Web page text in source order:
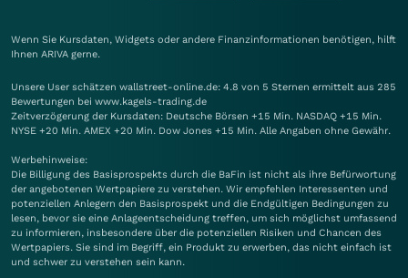
Wenn Sie Kursdaten, Widgets oder andere Finanzinformationen benötigen, hilft
Ihnen ARIVA gerne.
Unsere User schätzen wallstreet-online.de: 4.8 von 5 Sternen ermittelt aus 285
Bewertungen bei www.kagels-trading.de
Zeitverzögerung der Kursdaten: Deutsche Börsen +15 Min. NASDAQ +15 Min.
NYSE +20 Min. AMEX +20 Min. Dow Jones +15 Min. Alle Angaben ohne Gewähr.
Werbehinweise:
Die Billigung des Basisprospekts durch die BaFin ist nicht als ihre Befürwortung
der angebotenen Wertpapiere zu verstehen. Wir empfehlen Interessenten und
potenziellen Anlegern den Basisprospekt und die Endgültigen Bedingungen zu
lesen, bevor sie eine Anlageentscheidung treffen, um sich möglichst umfassend
zu informieren, insbesondere über die potenziellen Risiken und Chancen des
Wertpapiers. Sie sind im Begriff, ein Produkt zu erwerben, das nicht einfach ist
und schwer zu verstehen sein kann.